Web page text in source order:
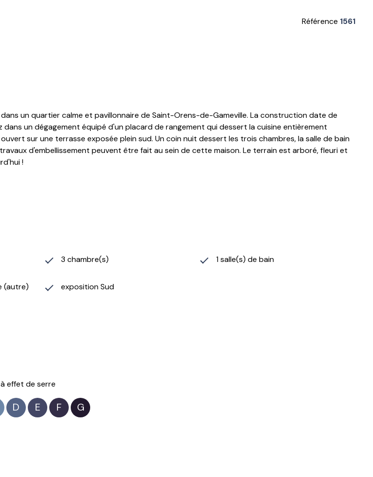
Référence 1561
un quartier calme et pavillonnaire de Saint-Orens-de-Gameville. La construction date de
un dégagement équipé d'un placard de rangement qui dessert la cuisine entièrement
sur une terrasse exposée plein sud. Un coin nuit dessert les trois chambres, la salle de bain
d'embellissement peuvent être fait au sein de cette maison. Le terrain est arboré, fleuri et
!
3 chambre(s) 1 salle(s) de bain
(autre) exposition Sud
effet de serre
D E F G